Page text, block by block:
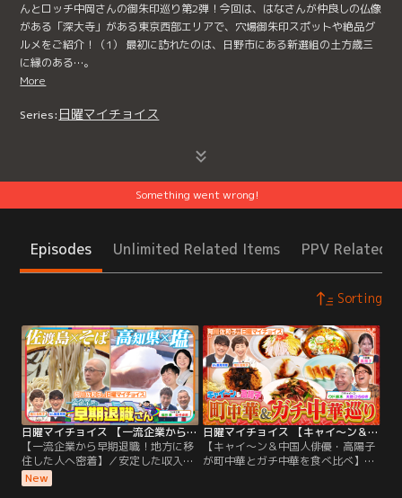
んとロッチ中岡さんの御朱印巡り第2弾！今回は、はなさんが仲良しの仏像
がある「深大寺」がある東京西部エリアで、穴場御朱印スポットや絶品グ
ルメをご紹介！（1） 最初に訪れたのは、日野市にある新選組の土方歳三
に縁のある…。
More
Series: 日曜マイチョイス
Something went wrong!
Episodes Unlimited Related Items PPV Related
Sorting
日曜マイチョイス 【一流企業から早期退職！地方に移住した人へ密着】（2026/08/02放送分）
【一流企業から早期退職！地方に移
住した人へ密着】／安定した収入を
捨て、早期退職！地方へ移住し、新
しい仕事で大成功している2組の夫
New
日曜マイチョイス 【キャイ～ン＆中国人俳優・高陽子が町中華とガチ中華を食べ比べ】（2026/07/26放送分）
【キャイ～ン＆中国人俳優・高陽子
が町中華とガチ中華を食べ比べ】／